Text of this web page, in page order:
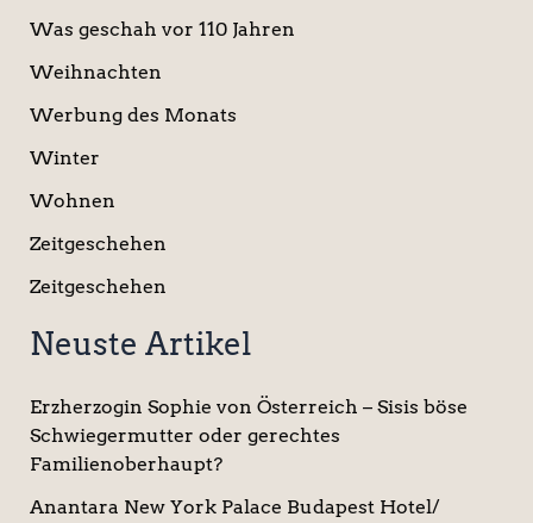
Was geschah vor 110 Jahren
Weihnachten
Werbung des Monats
Winter
Wohnen
Zeitgeschehen
Zeitgeschehen
Neuste Artikel
Erzherzogin Sophie von Österreich – Sisis böse
Schwiegermutter oder gerechtes
Familienoberhaupt?
Anantara New York Palace Budapest Hotel/